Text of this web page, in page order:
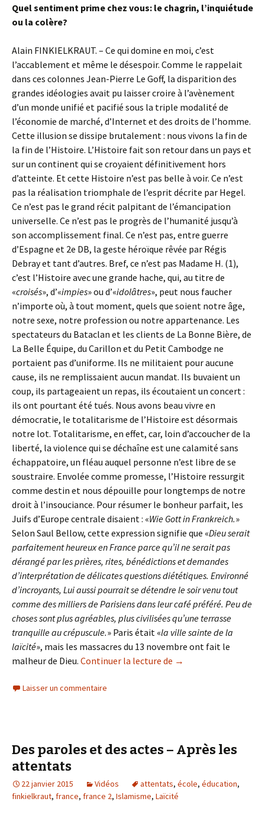
Quel sentiment prime chez vous: le chagrin, l’inquiétude
ou la colère?
Alain FINKIELKRAUT. – Ce qui domine en moi, c’est
l’accablement et même le désespoir. Comme le rappelait
dans ces colonnes Jean-Pierre Le Goff, la disparition des
grandes idéologies avait pu laisser croire à l’avènement
d’un monde unifié et pacifié sous la triple modalité de
l’économie de marché, d’Internet et des droits de l’homme.
Cette illusion se dissipe brutalement : nous vivons la fin de
la fin de l’Histoire. L’Histoire fait son retour dans un pays et
sur un continent qui se croyaient définitivement hors
d’atteinte. Et cette Histoire n’est pas belle à voir. Ce n’est
pas la réalisation triomphale de l’esprit décrite par Hegel.
Ce n’est pas le grand récit palpitant de l’émancipation
universelle. Ce n’est pas le progrès de l’humanité jusqu’à
son accomplissement final. Ce n’est pas, entre guerre
d’Espagne et 2e DB, la geste héroïque rêvée par Régis
Debray et tant d’autres. Bref, ce n’est pas Madame H. (1),
c’est l’Histoire avec une grande hache, qui, au titre de
«croisés», d’«impies» ou d’«idolâtres», peut nous faucher
n’importe où, à tout moment, quels que soient notre âge,
notre sexe, notre profession ou notre appartenance. Les
spectateurs du Bataclan et les clients de La Bonne Bière, de
La Belle Équipe, du Carillon et du Petit Cambodge ne
portaient pas d’uniforme. Ils ne militaient pour aucune
cause, ils ne remplissaient aucun mandat. Ils buvaient un
coup, ils partageaient un repas, ils écoutaient un concert :
ils ont pourtant été tués. Nous avons beau vivre en
démocratie, le totalitarisme de l’Histoire est désormais
notre lot. Totalitarisme, en effet, car, loin d’accoucher de la
liberté, la violence qui se déchaîne est une calamité sans
échappatoire, un fléau auquel personne n’est libre de se
soustraire. Envolée comme promesse, l’Histoire ressurgit
comme destin et nous dépouille pour longtemps de notre
droit à l’insouciance. Pour résumer le bonheur parfait, les
Juifs d’Europe centrale disaient : «Wie Gott in Frankreich.»
Selon Saul Bellow, cette expression signifie que «Dieu serait
parfaitement heureux en France parce qu’il ne serait pas
dérangé par les prières, rites, bénédictions et demandes
d’interprétation de délicates questions diététiques. Environné
d’incroyants, Lui aussi pourrait se détendre le soir venu tout
comme des milliers de Parisiens dans leur café préféré. Peu de
choses sont plus agréables, plus civilisées qu’une terrasse
tranquille au crépuscule.» Paris était «la ville sainte de la
laïcité», mais les massacres du 13 novembre ont fait le
malheur de Dieu. Continuer la lecture de Finkielkraut : «Nous
→
Laisser un commentaire
Des paroles et des actes – Après les
attentats
22 janvier 2015 Vidéos attentats, école, éducation,
finkielkraut, france, france 2, Islamisme, Laïcité